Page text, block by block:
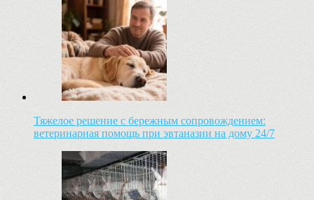
Тяжелое решение с бережным сопровождением:
ветеринарная помощь при эвтаназии на дому 24/7